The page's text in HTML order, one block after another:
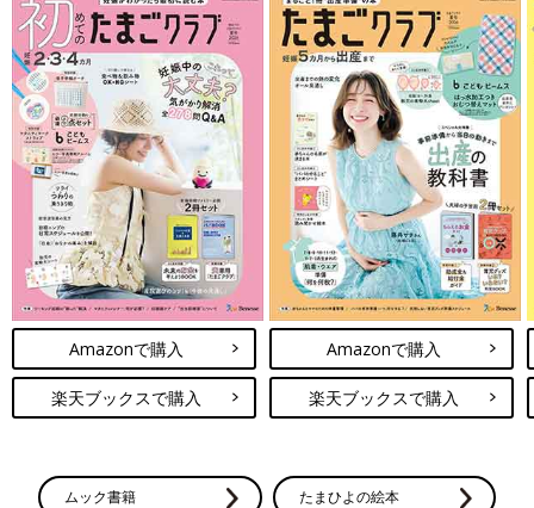
Amazonで購入
楽天ブックスで購入
Amazonで購入
楽天ブックスで購入
ムック書籍 たまひよの絵本